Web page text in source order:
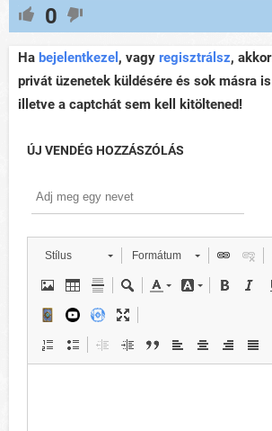
0
Ha bejelentkezel , vagy regisztrálsz,
privát üzenetek küldésére és sok másra
illetve a captchát sem kell kitöltened!
ÚJ VENDÉG HOZZÁSZÓLÁS
Stílus Formátum